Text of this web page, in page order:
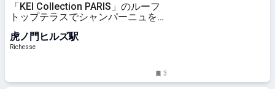
「KEI Collection PARIS」のルーフ
トップテラスでシャンパーニュを楽
虎ノ門ヒルズ駅
Richesse
3